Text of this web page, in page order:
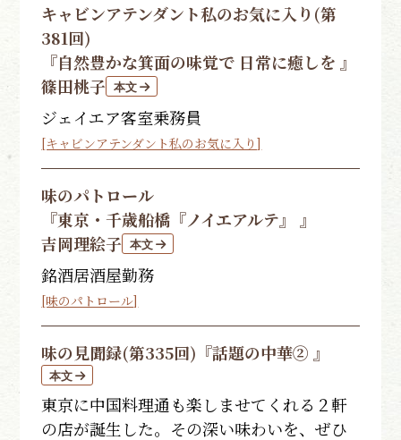
キャビンアテンダント私のお気に入り(第
381回)
『自然豊かな箕面の味覚で 日常に癒しを 』
篠田桃子
ジェイエア客室乗務員
[キャビンアテンダント私のお気に入り]
味のパトロール
『東京・千歳船橋『ノイエアルテ』 』
吉岡理絵子
銘酒居酒屋勤務
[味のパトロール]
味の見聞録(第335回) 『話題の中華② 』
東京に中国料理通も楽しませてくれる２軒
の店が誕生した。その深い味わいを、ぜひ